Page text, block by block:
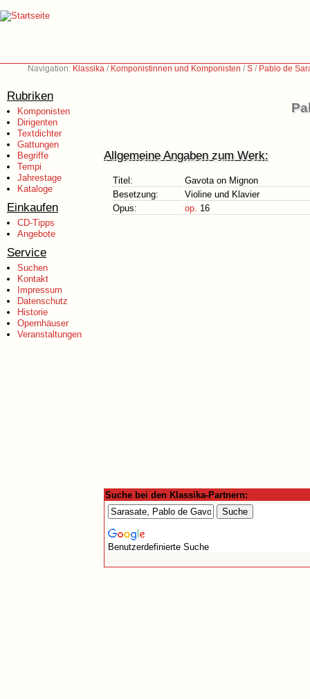
Navigation: Klassika / Komponistinnen und Komponisten /S / Pablo de
Rubriken
Komponisten
Dirigenten
Textdichter
Gattungen
Begriffe
Tempi
Jahrestage
Kataloge
Einkaufen
CD-Tipps
Angebote
Service
Suchen
Kontakt
Impressum
Datenschutz
Historie
Opernhäuser
Veranstaltungen
Allgemeine Angaben zum Werk:
Titel:
Gavota on Mignon
Besetzung:
Violine und Klavier
Opus:
op. 16
Suche bei den Klassika-Partnern:
Benutzerdefinierte Suche